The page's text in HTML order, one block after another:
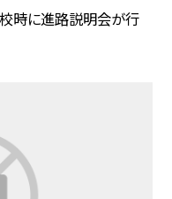
時に進路説明会が行